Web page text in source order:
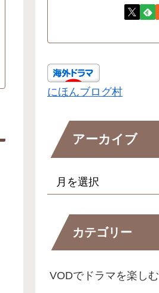
にほんブログ村
アーカイブ
カテゴリー
VODでドラマを楽しむ